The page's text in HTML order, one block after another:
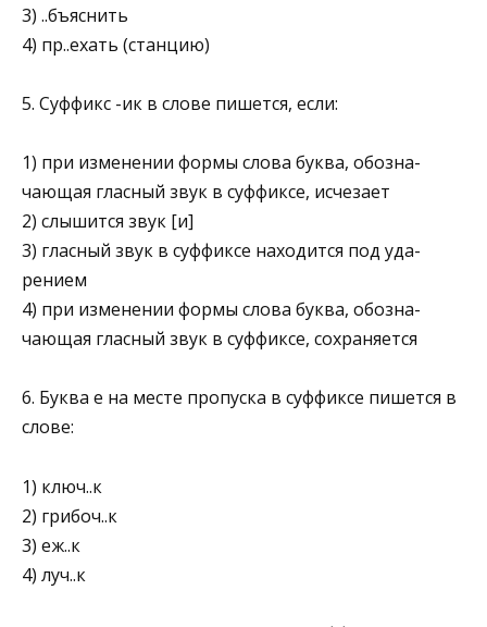
3) ..бъяснить
4) пр..ехать (станцию)
5. Суффикс -ик в слове пишется, если:
1) при изменении формы слова буква, обозна­
чающая гласный звук в суффиксе, исчезает
2) слышится звук [и]
3) гласный звук в суффиксе находится под уда­
рением
4) при изменении формы слова буква, обозна­
чающая гласный звук в суффиксе, сохраняется
6. Буква е на месте пропуска в суффиксе пишется в
слове:
1) ключ..к
2) грибоч..к
3) еж..к
4) луч..к